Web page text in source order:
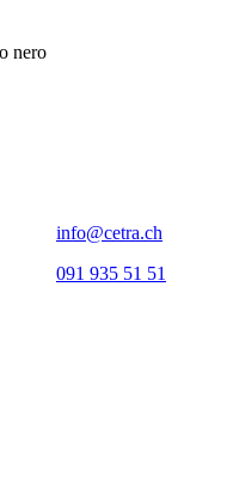
info@cetra.ch
091 935 51 51